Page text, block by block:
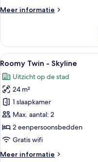
Meer informatie
Meer
-
Skyline
View
Alle
foto's
voor
Roomy
Twin
-
Skyline
laden
7
Roomy Twin - Skyline
Uitzicht op de stad
24 m²
1 slaapkamer
Max. aantal: 2
2 eenpersoonsbedden
Gratis wifi
Meer informatie
Meer